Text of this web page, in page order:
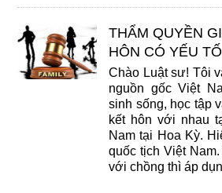
THẨM QUYỀN
HÔN CÓ YẾU
Chào Luật sư! Tôi
nguồn gốc Việt
sinh sống, học tập
kết hôn với nhau
Nam tại Hoa Kỳ.
quốc tịch Việt
với chồng thì áp